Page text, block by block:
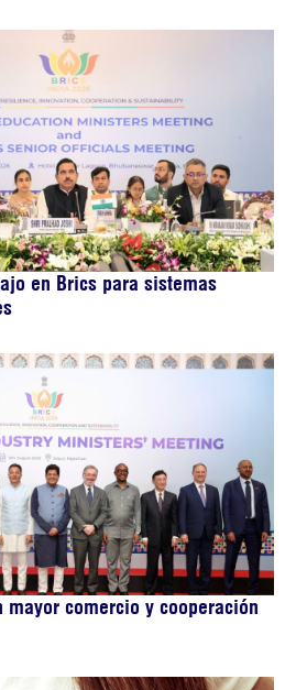
en Brics para sistemas
comercio y cooperación